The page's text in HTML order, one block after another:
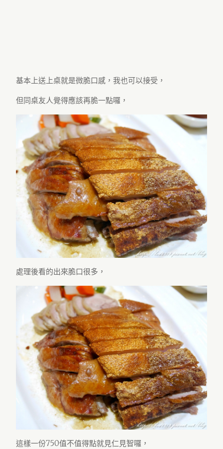
基本上送上桌就是微脆口感，我也可以接受，
但同桌友人覺得應該再脆一點囉，
處理後看的出來脆口很多，
這樣一份750值不值得點就見仁見智囉，